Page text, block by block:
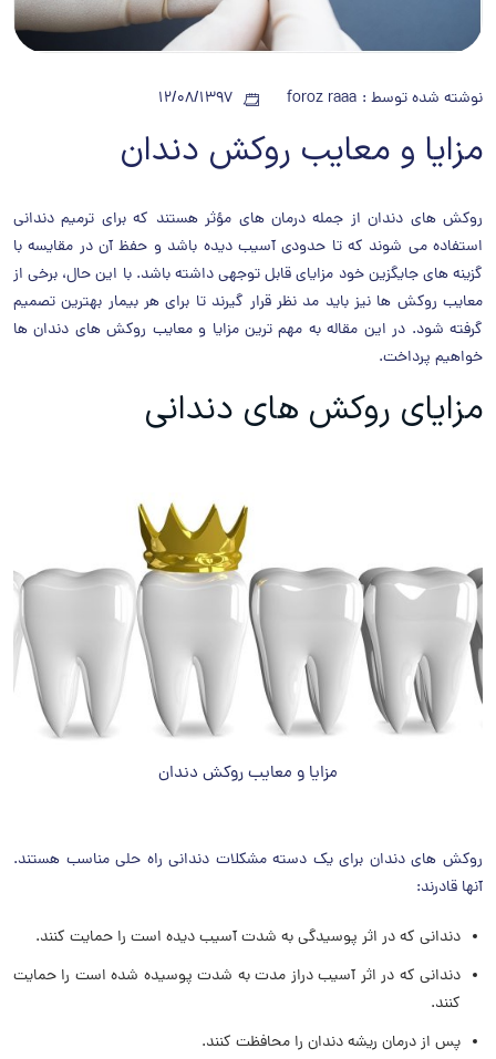
نوشته شده توسط : foroz raaa
12/08/1397
مزایا و معایب روکش دندان
روکش های دندان از جمله درمان های مؤثر هستند که برای ترمیم دندانی
استفاده می شوند که تا حدودی آسیب دیده باشد و حفظ آن در مقایسه با
گزینه های جایگزین خود مزایای قابل توجهی داشته باشد. با این حال، برخی از
معایب روکش ها نیز باید مد نظر قرار گیرند تا برای هر بیمار بهترین تصمیم
گرفته شود. در این مقاله به مهم ترین مزایا و معایب روکش های دندان ها
خواهیم پرداخت.
مزایای روکش های دندانی
مزایا و معایب روکش دندان
روکش های دندان برای یک دسته مشکلات دندانی راه حلی مناسب هستند.
آنها قادرند:
دندانی که در اثر پوسیدگی به شدت آسیب دیده است را حمایت کنند.
دندانی که در اثر آسیب دراز مدت به شدت پوسیده شده است را حمایت
کنند.
پس از درمان ریشه دندان را محافظت کنند.